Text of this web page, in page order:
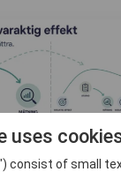
uses
consist of small